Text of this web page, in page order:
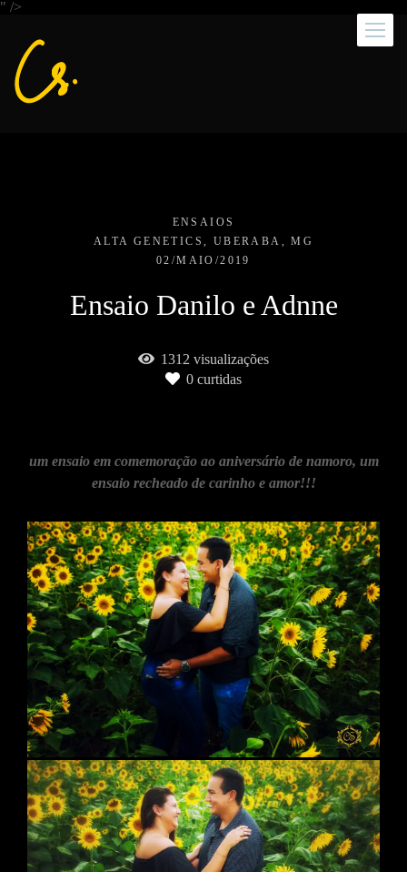
" />
ENSAIOS
ALTA GENETICS, UBERABA, MG
02/MAIO/2019
Ensaio Danilo e Adnne
1312 visualizações
0 curtidas
um ensaio em comemoração ao aniversário de namoro, um
ensaio recheado de carinho e amor!!!